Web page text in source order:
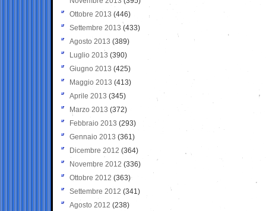
Ottobre 2013 (446)
Settembre 2013 (433)
Agosto 2013 (389)
Luglio 2013 (390)
Giugno 2013 (425)
Maggio 2013 (413)
Aprile 2013 (345)
Marzo 2013 (372)
Febbraio 2013 (293)
Gennaio 2013 (361)
Dicembre 2012 (364)
Novembre 2012 (336)
Ottobre 2012 (363)
Settembre 2012 (341)
Agosto 2012 (238)